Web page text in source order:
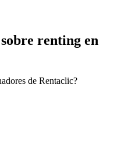
renting en
de Rentaclic?